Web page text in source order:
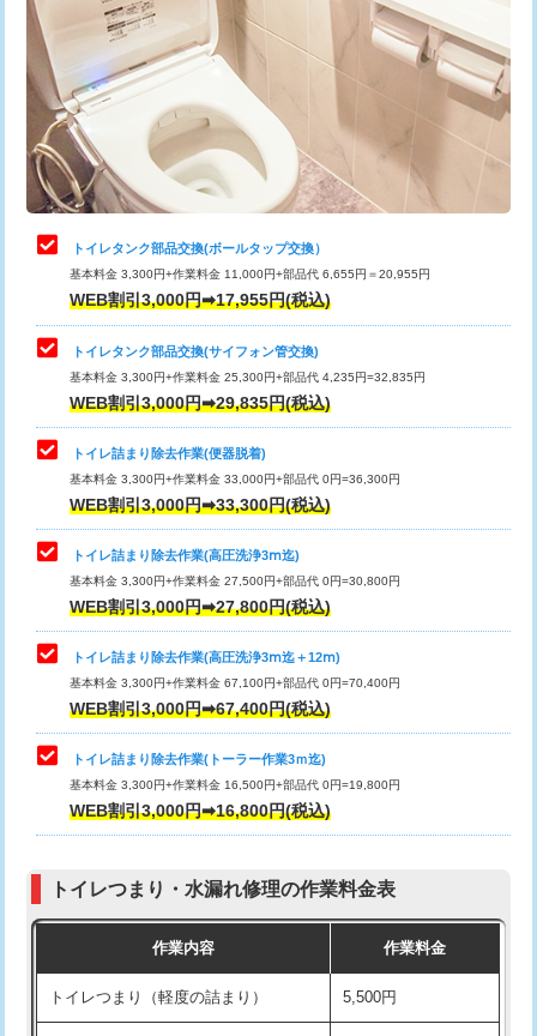
トイレタンク部品交換(ボールタップ交換）
基本料金 3,300円+作業料金 11,000円+部品代 6,655円＝20,955円
WEB割引3,000円➡17,955円(税込)
トイレタンク部品交換(サイフォン管交換)
基本料金 3,300円+作業料金 25,300円+部品代 4,235円=32,835円
WEB割引3,000円➡29,835円(税込)
トイレ詰まり除去作業(便器脱着)
基本料金 3,300円+作業料金 33,000円+部品代 0円=36,300円
WEB割引3,000円➡33,300円(税込)
トイレ詰まり除去作業(高圧洗浄3ⅿ迄)
基本料金 3,300円+作業料金 27,500円+部品代 0円=30,800円
WEB割引3,000円➡27,800円(税込)
トイレ詰まり除去作業(高圧洗浄3ⅿ迄＋12ⅿ)
基本料金 3,300円+作業料金 67,100円+部品代 0円=70,400円
WEB割引3,000円➡67,400円(税込)
トイレ詰まり除去作業(トーラー作業3ｍ迄)
基本料金 3,300円+作業料金 16,500円+部品代 0円=19,800円
WEB割引3,000円➡16,800円(税込)
トイレつまり・水漏れ修理の作業料金表
作業内容 作業料金
トイレつまり（軽度の詰まり） 5,500円